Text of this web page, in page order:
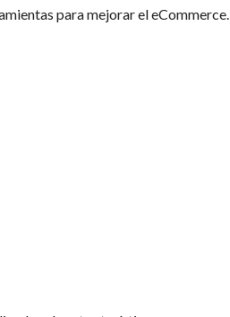
para mejorar el eCommerce.